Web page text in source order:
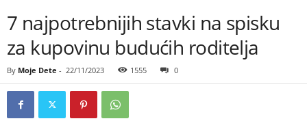
7 najpotrebnijih stavki na spisku
za kupovinu budućih roditelja
By Moje Dete - 22/11/2023 1555 0